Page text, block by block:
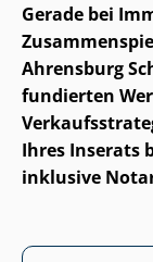
Gerade bei
Ahrensburg
fundierten
Ihres Inserats
inklusive